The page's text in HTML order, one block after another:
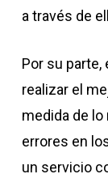
a través de
Por su
realizar el
medida de
errores en
un servicio